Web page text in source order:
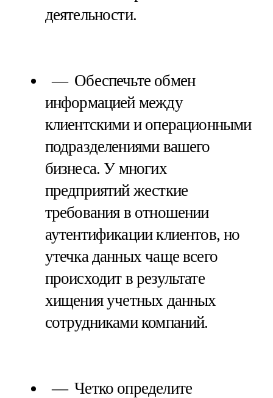
деятельности.
Обеспечьте обмен
информацией между
клиентскими и операционными
подразделениями вашего
бизнеса. У многих
предприятий жесткие
требования в отношении
аутентификации клиентов, но
утечка данных чаще всего
происходит в результате
хищения учетных данных
сотрудниками компаний.
Четко определите